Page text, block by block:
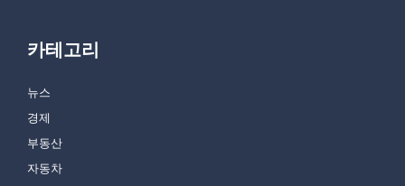
카테고리
뉴스
경제
부동산
자동차